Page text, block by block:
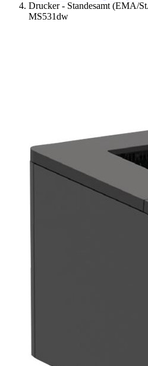
Drucker - Standesamt (EMA/
MS531dw